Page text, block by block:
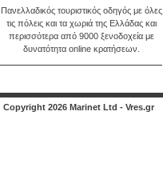
Πανελλαδικός τουριστικός οδηγός με όλες
τις πόλεις και τα χωριά της Ελλάδας και
περισσότερα από 9000 ξενοδοχεία με
δυνατότητα online κρατήσεων.
Copyright 2026 Marinet Ltd - Vres.gr